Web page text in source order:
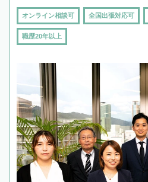
オンライン相談可 全国出張対応可
職歴20年以上